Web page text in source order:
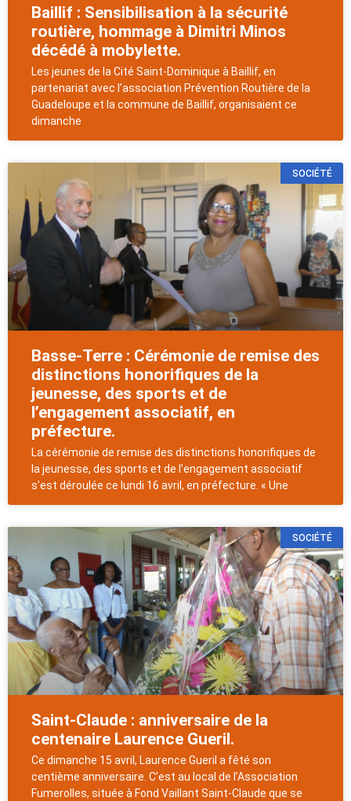
Baillif : Sensibilisation à la sécurité
routière, hommage à Dimitri Minos
décédé à mobylette.
Les jeunes de la Cité Saint-Dominique à Baillif, en
partenariat avec l’association Prévention Routière de la
Guadeloupe et la commune de Baillif, organisaient ce
dimanche
SOCIÉTÉ
Basse-Terre : Cérémonie de remise des
distinctions honorifiques de la
jeunesse, des sports et de
l’engagement associatif, en
préfecture.
La cérémonie de remise des distinctions honorifiques de
la jeunesse, des sports et de l’engagement associatif
s’est déroulée ce lundi 16 avril, en préfecture. « Une
SOCIÉTÉ
Saint-Claude : anniversaire de la
centenaire Laurence Gueril.
Ce dimanche 15 avril, Laurence Gueril a fêté son
centième anniversaire. C’est au local de l’Association
Fumerolles, située à Fond Vaillant Saint-Claude que se